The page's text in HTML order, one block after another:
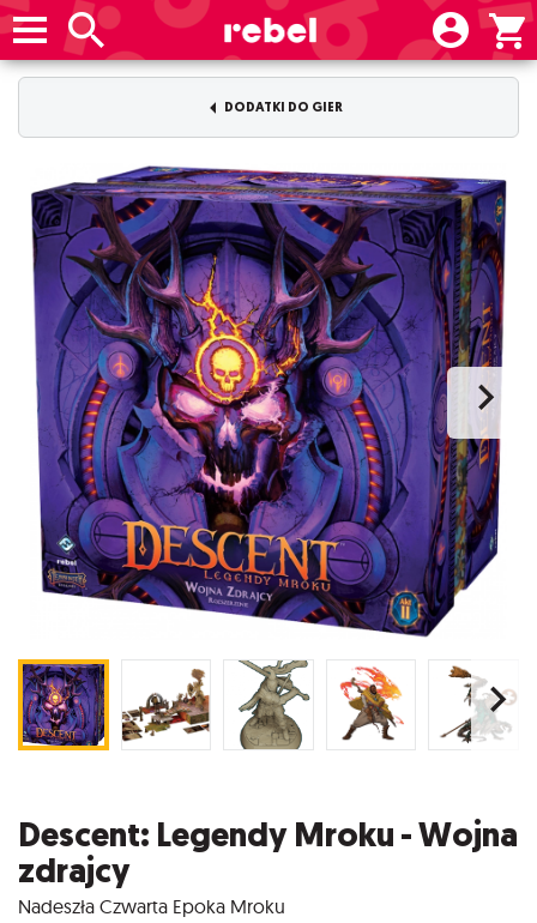
DODATKI DO GIER
Descent: Legendy Mroku - Wojna
zdrajcy
Nadeszła Czwarta Epoka Mroku